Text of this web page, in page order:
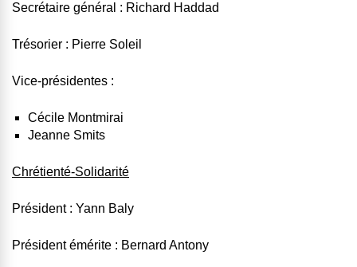
Secrétaire général : Richard Haddad
Trésorier : Pierre Soleil
Vice-présidentes :
Cécile Montmirai
Jeanne Smits
Chrétienté-Solidarité
Président : Yann Baly
Président émérite : Bernard Antony